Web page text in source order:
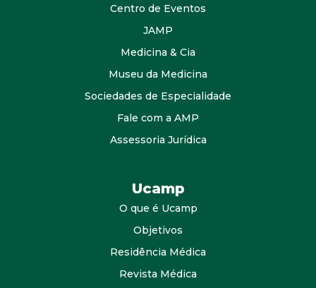
Centro de Eventos
JAMP
Medicina & Cia
Museu da Medicina
Sociedades de Especialidade
Fale com a AMP
Assessoria Jurídica
Ucamp
O que é Ucamp
Objetivos
Residência Médica
Revista Médica